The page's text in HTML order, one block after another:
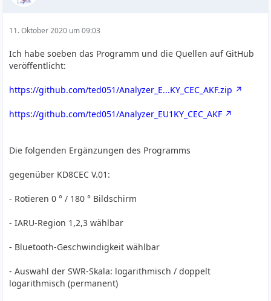
11. Oktober 2020 um 09:03
Ich habe soeben das Programm und die Quellen auf GitHub
veröffentlicht:
https://github.com/ted051/Analyzer_E...KY_CEC_AKF.zip
https://github.com/ted051/Analyzer_EU1KY_CEC_AKF
Die folgenden Ergänzungen des Programms
gegenüber KD8CEC V.01:
- Rotieren 0 ° / 180 ° Bildschirm
- IARU-Region 1,2,3 wählbar
- Bluetooth-Geschwindigkeit wählbar
- Auswahl der SWR-Skala: logarithmisch / doppelt
logarithmisch (permanent)